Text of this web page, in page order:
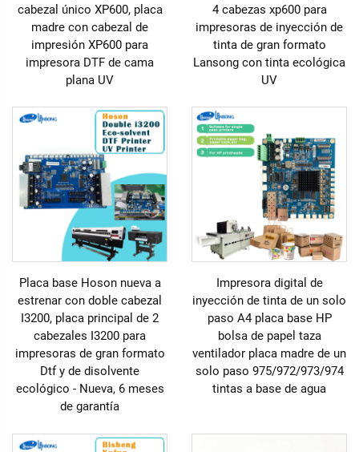
cabezal único XP600, placa
madre con cabezal de
impresión XP600 para
impresora DTF de cama
plana UV
4 cabezas xp600 para
impresoras de inyección de
tinta de gran formato
Lansong con tinta ecológica
UV
Placa base Hoson nueva a
estrenar con doble cabezal
I3200, placa principal de 2
cabezales I3200 para
impresoras de gran formato
Dtf y de disolvente
ecológico - Nueva, 6 meses
de garantía
Impresora digital de
inyección de tinta de un solo
paso A4 placa base HP
bolsa de papel taza
ventilador placa madre de un
solo paso 975/972/973/974
tintas a base de agua